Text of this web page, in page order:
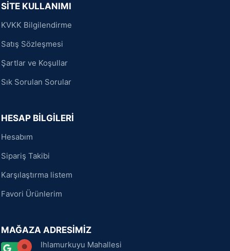
SİTE KULLANIMI
KVKK Bilgilendirme
Satış Sözleşmesi
Şartlar ve Koşullar
Sık Sorulan Sorular
HESAP BİLGİLERİ
Hesabım
Sipariş Takibi
Karşılaştırma listem
Favori Ürünlerim
MAĞAZA ADRESİMİZ
Ihlamurkuyu Mahallesi